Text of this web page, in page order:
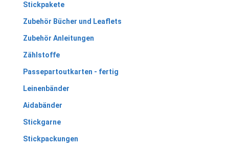
Stickpakete
Zubehör Bücher und Leaflets
Zubehör Anleitungen
Zählstoffe
Passepartoutkarten - fertig
Leinenbänder
Aidabänder
Stickgarne
Stickpackungen